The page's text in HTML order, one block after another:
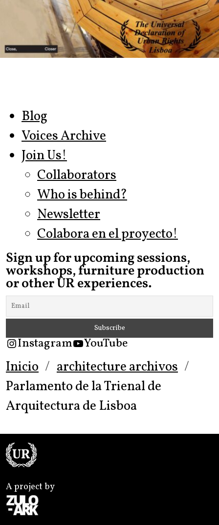
Blog
Voices Archive
Join Us!
Collaborators
Who is behind?
Newsletter
Colabora en el proyecto!
Sign up for upcoming sessions,
workshops, furniture production
or other UR experiences.
Instagram YouTube
Inicio
architecture archivos
Parlamento de la Trienal de
Arquitectura de Lisboa
A project by